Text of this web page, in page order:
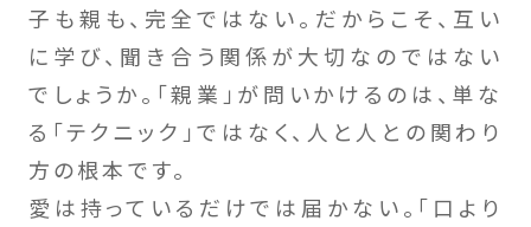
子も親も、完全ではない。だからこそ、互い
に学び、聞き合う関係が大切なのではない
でしょうか。「親業」が問いかけるのは、単な
る「テクニック」ではなく、人と人との関わり
方の根本です。
愛は持っているだけでは届かない。「口より